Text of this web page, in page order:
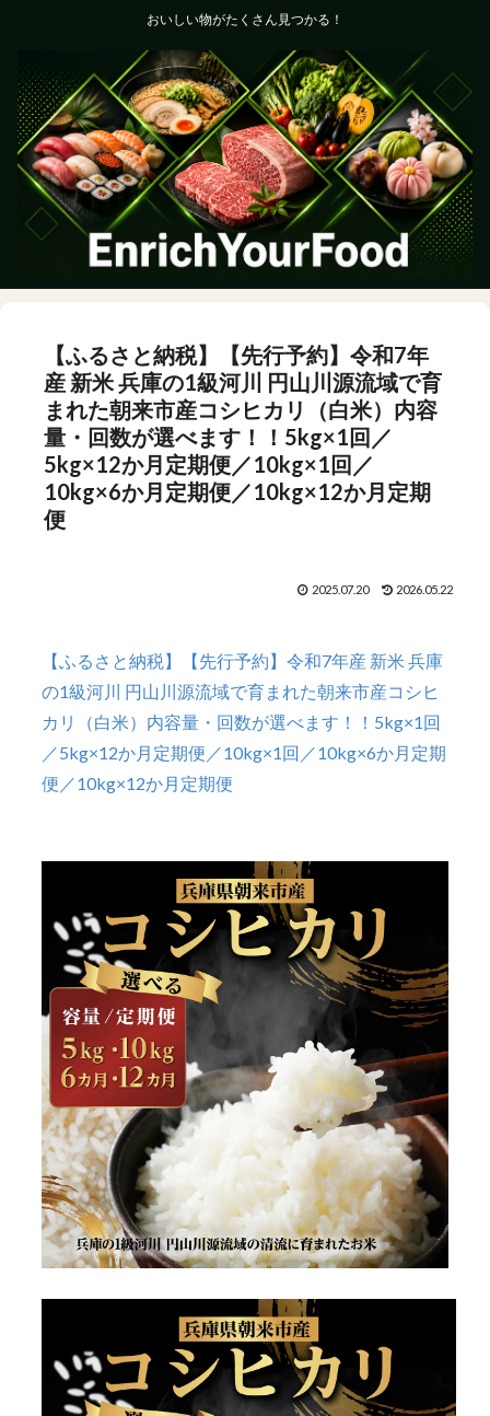
おいしい物がたくさん見つかる！
【ふるさと納税】【先行予約】令和7年
産 新米 兵庫の1級河川 円山川源流域で育
まれた朝来市産コシヒカリ（白米）内容
量・回数が選べます！！5kg×1回／
5kg×12か月定期便／10kg×1回／
10kg×6か月定期便／10kg×12か月定期
便
2025.07.20 2026.05.22
【ふるさと納税】【先行予約】令和7年産 新米 兵庫
の1級河川 円山川源流域で育まれた朝来市産コシヒ
カリ（白米）内容量・回数が選べます！！5kg×1回
／5kg×12か月定期便／10kg×1回／10kg×6か月定期
便／10kg×12か月定期便